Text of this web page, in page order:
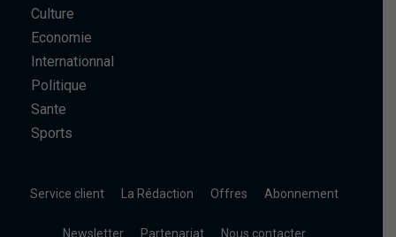
Culture
Economie
Internationnal
Politique
Sante
Sports
Service client La Rédaction Offres Abonnement
Newsletter Partenariat Nous contacter